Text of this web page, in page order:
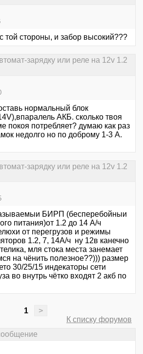
той стороны, и забор высокий???
зарядку или реле на 12v 1.2
нормальный блок
АКБ. сколько твоя
покоя потребляет? думаю как раз
недолго но по доброму 1-3 А.
зарядку или реле на 12v 1.2
БИРП (бесперебойныи
питания)от 1.2 до 14 А/ч
от перегрузов и режимы
1.2, 7, 14А/ч ну 12в канечно
мля стока места занемает
на чёнить полезное??))) размер
30/25/15 индекаторы сети
во внутрь чётко входят 2 акб по
1
>
К списку форумов